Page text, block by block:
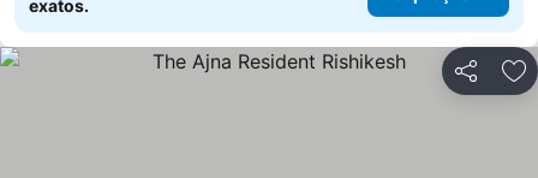
exatos.
Partilhar